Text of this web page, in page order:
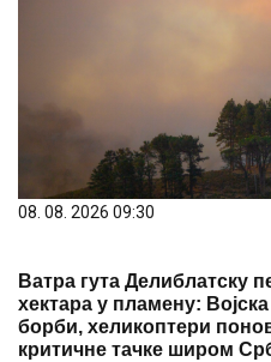
08. 08. 2026 09:30
Ватра гута Делиблатску
хектара у пламену:
борби, хеликоптери
критичне тачке широм